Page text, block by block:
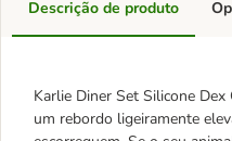
Descrição de produto
Karlie Diner Set Silicone
um rebordo ligeiramente